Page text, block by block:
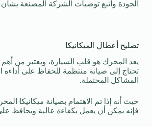
الجودة واتبع توصيات الشركة المصنعة بشأن
تصليح أعطال الميكانيكا
يعد المحرك هو قلب السيارة، ويعتبر من أهم
تحتاج إلى صيانة منتظمة للحفاظ على أداءه
المشاكل المحتملة.
حيث أنه إذا تم الاهتمام بصيانة ميكانيكا
فإنه يمكن أن يعمل بكفاءة عالية ويحافظ